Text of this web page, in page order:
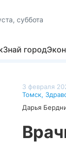
суббота
Знай город
3 февраля
Томск,
Дарья